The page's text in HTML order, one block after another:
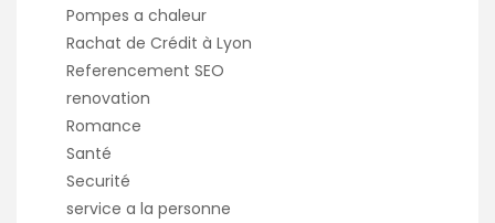
Pompes a chaleur
Rachat de Crédit à Lyon
Referencement SEO
renovation
Romance
Santé
Securité
service a la personne